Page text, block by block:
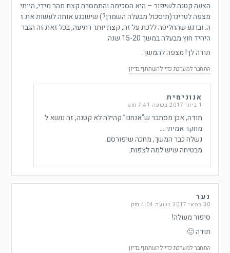
הצעה קטנה לשיפור – היא הסכימה והתמסרה קצת מהר מידי, הייתי
מצפה לטריגר(תיסכול מבעלה השמרן?) שישכנע אותה לעשות את ז
ה. וברגע שהחליטה ללכת על זה, קצת יותר רתיעה, בכל זאת זה הגבר
היחיד חוץ מבעלה במשך 15-20 שנה.
תודה לך! מצפה להמשך.
התחבר למערכת כדי להשתתף בדיון
אנונימית
1 ביוני 2017 בשעה 7:41 am
תודה, אכן מסתבר ש”אנחנו” קהילה לא קטנה, זה נושא ל
מחקר אמיתי….
נשלח כבר המשך, מחכה שיפורסם.
מבטיחה שיש למה לצפות.
נער
30 במאי 2017 בשעה 4:04 pm
סיפור מעולה!
תודה 🙂
התחבר למערכת כדי להשתתף בדיון